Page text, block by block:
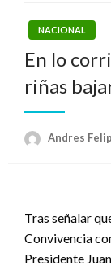
NACIONAL
En lo
riñas
Andres
Tras señalar
Convivencia
Presidente